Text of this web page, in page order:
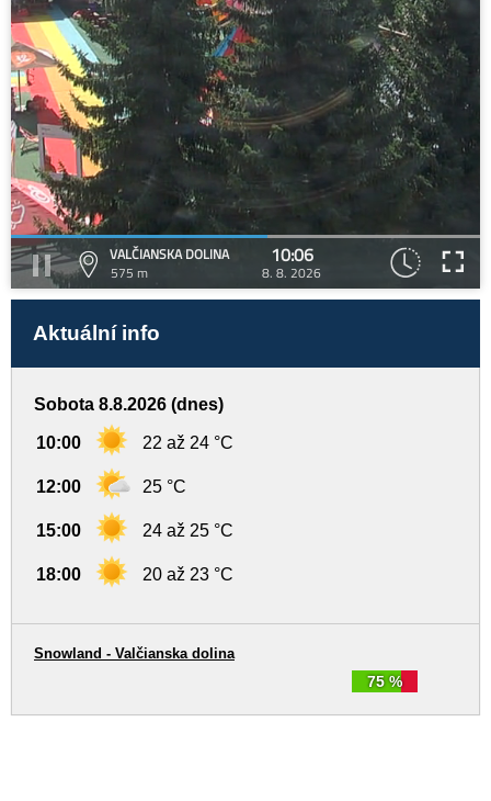
VALČIANSKA DOLINA
575 m
10:06
8. 8. 2026
Aktuální info
Sobota 8.8.2026 (dnes)
10:00 22 až 24 °C
12:00 25 °C
15:00 24 až 25 °C
18:00 20 až 23 °C
75 %
Snowland - Valčianska dolina